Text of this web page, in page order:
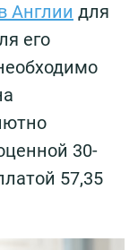
Англии для
его
30-
57,35